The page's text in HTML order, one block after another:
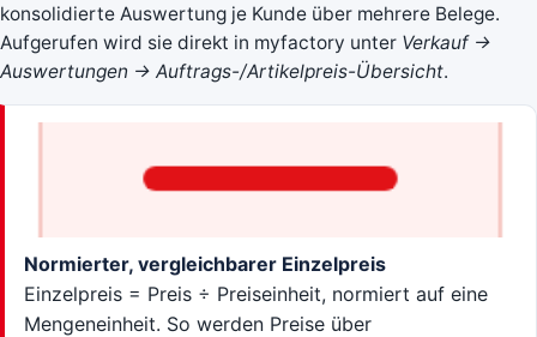
konsolidierte Auswertung je Kunde über mehrere Belege.
Aufgerufen wird sie direkt in myfactory unter Verkauf →
Auswertungen → Auftrags-/Artikelpreis-Übersicht.
Normierter, vergleichbarer Einzelpreis
Einzelpreis = Preis ÷ Preiseinheit, normiert auf eine
Mengeneinheit. So werden Preise über